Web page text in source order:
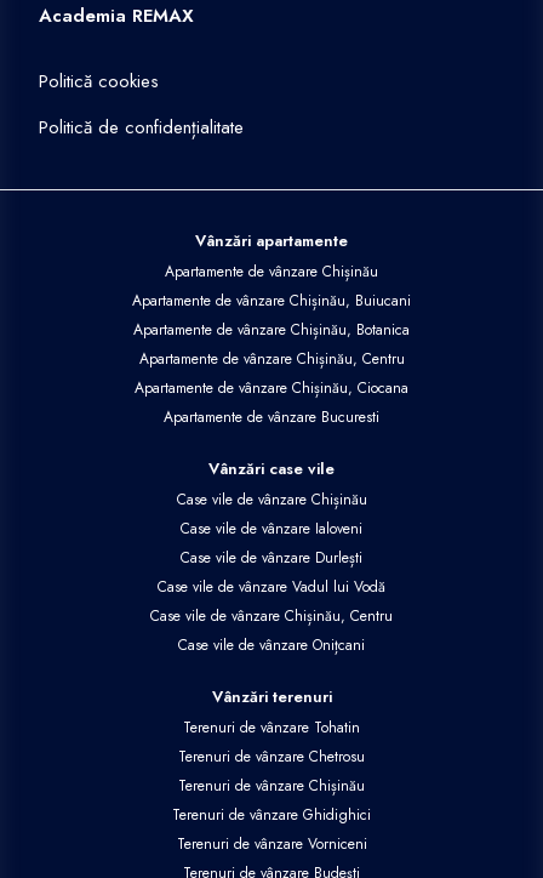
Academia REMAX
Politică cookies
Politică de confidențialitate
Vânzări apartamente
Apartamente de vânzare Chișinău
Apartamente de vânzare Chișinău, Buiucani
Apartamente de vânzare Chișinău, Botanica
Apartamente de vânzare Chișinău, Centru
Apartamente de vânzare Chișinău, Ciocana
Apartamente de vânzare Bucuresti
Vânzări case vile
Case vile de vânzare Chișinău
Case vile de vânzare Ialoveni
Case vile de vânzare Durlești
Case vile de vânzare Vadul lui Vodă
Case vile de vânzare Chișinău, Centru
Case vile de vânzare Onițcani
Vânzări terenuri
Terenuri de vânzare Tohatin
Terenuri de vânzare Chetrosu
Terenuri de vânzare Chișinău
Terenuri de vânzare Ghidighici
Terenuri de vânzare Vorniceni
Terenuri de vânzare Budești